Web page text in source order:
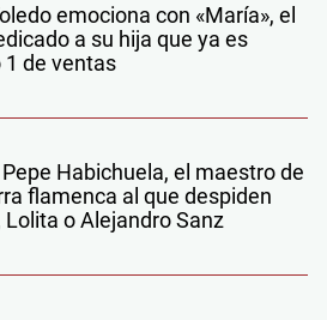
emociona con «María», el
a su hija que ya es
1 de ventas
Habichuela, el maestro de
flamenca al que despiden
Lolita o Alejandro Sanz